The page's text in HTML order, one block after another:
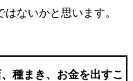
ないかと思います。
種まき、お金を出すこ